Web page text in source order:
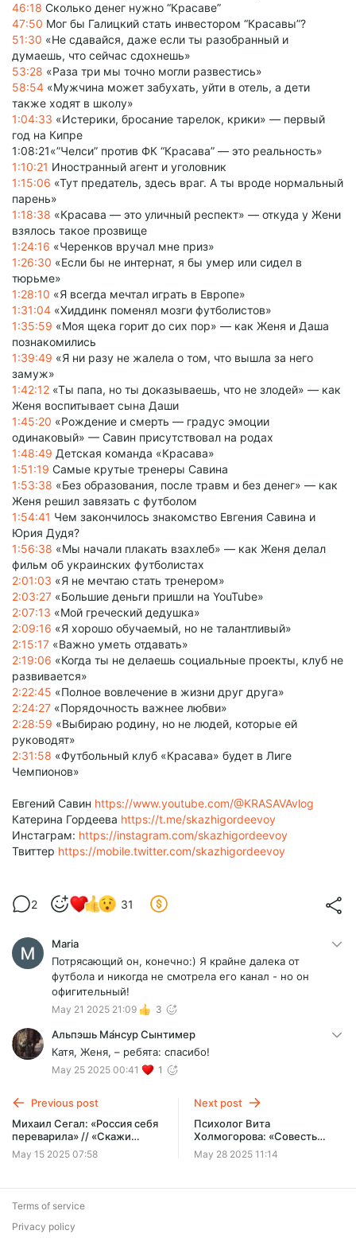
46:18 Сколько денег нужно “Красаве”
47:50 Мог бы Галицкий стать инвестором “Красавы”?
51:30 «Не сдавайся, даже если ты разобранный и
думаешь, что сейчас сдохнешь»
53:28 «Раза три мы точно могли развестись»
58:54 «Мужчина может забухать, уйти в отель, а дети
также ходят в школу»
1:04:33 «Истерики, бросание тарелок, крики» — первый
год на Кипре
1:08:21«”Челси” против ФК “Красава” — это реальность»
1:10:21 Иностранный агент и уголовник
1:15:06 «Тут предатель, здесь враг. А ты вроде нормальный
парень»
1:18:38 «Красава — это уличный респект» — откуда у Жени
взялось такое прозвище
1:24:16 «Черенков вручал мне приз»
1:26:30 «Если бы не интернат, я бы умер или сидел в
тюрьме»
1:28:10 «Я всегда мечтал играть в Европе»
1:31:04 «Хиддинк поменял мозги футболистов»
1:35:59 «Моя щека горит до сих пор» — как Женя и Даша
познакомились
1:39:49 «Я ни разу не жалела о том, что вышла за него
замуж»
1:42:12 «Ты папа, но ты доказываешь, что не злодей» — как
Женя воспитывает сына Даши
1:45:20 «Рождение и смерть — градус эмоции
одинаковый» — Савин присутствовал на родах
1:48:49 Детская команда «Красава»
1:51:19 Самые крутые тренеры Савина
1:53:38 «Без образования, после травм и без денег» — как
Женя решил завязать с футболом
1:54:41 Чем закончилось знакомство Евгения Савина и
Юрия Дудя?
1:56:38 «Мы начали плакать взахлеб» — как Женя делал
фильм об украинских футболистах
2:01:03 «Я не мечтаю стать тренером»
2:03:27 «Большие деньги пришли на YouTube»
2:07:13 «Мой греческий дедушка»
2:09:16 «Я хорошо обучаемый, но не талантливый»
2:15:17 «Важно уметь отдавать»
2:19:06 «Когда ты не делаешь социальные проекты, клуб не
развивается»
2:22:45 «Полное вовлечение в жизни друг друга»
2:24:27 «Порядочность важнее любви»
2:28:59 «Выбираю родину, но не людей, которые ей
руководят»
2:31:58 «Футбольный клуб «Красава» будет в Лиге
Чемпионов»
Евгений Савин https://www.youtube.com/@KRASAVAvlog
Катерина Гордеева https://t.me/skazhigordeevoy
Инстаграм: https://instagram.com/skazhigordeevoy
Твиттер https://mobile.twitter.com/skazhigordeevoy
2 31
Maria
Потрясающий он, конечно:) Я крайне далека от
футбола и никогда не смотрела его канал - но он
офигительный!
May 21 2025 21:09 3
Альпэшь Ма́нсур Сынтимер
Катя, Женя, – ребята: спасибо!
May 25 2025 00:41 1
Previous post
Михаил Сегал: «Россия себя
переварила» // «Скажи
Гордеевой»
May 15 2025 07:58
Next post
Психолог Вита
Холмогорова: «Cовесть
говорит только, когда её
спрашивают» // «Cкажи
May 28 2025 11:14
Terms of service
Privacy policy